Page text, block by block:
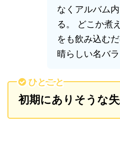
なくアルバム
る。 どこか煮
をも飲み込む
晴らしい名バラ
ひとこと
初期にありそうな